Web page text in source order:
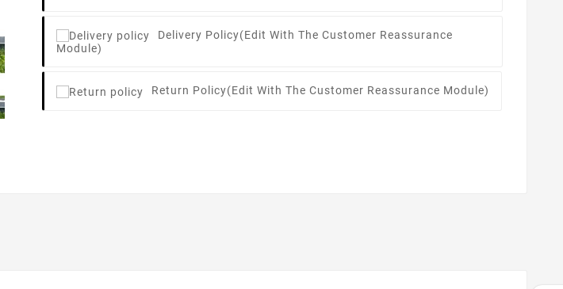
Delivery Policy(edit With The Customer Reassurance
Module)
Return Policy(edit With The Customer Reassurance Module)